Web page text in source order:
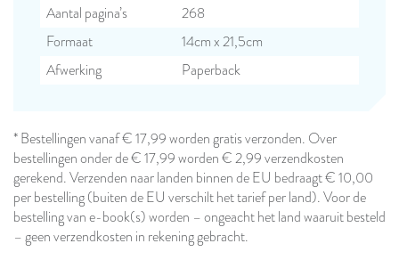
Aantal pagina’s
268
Formaat
14cm x 21,5cm
Afwerking
Paperback
* Bestellingen vanaf € 17,99 worden gratis verzonden. Over
bestellingen onder de € 17,99 worden € 2,99 verzendkosten
gerekend. Verzenden naar landen binnen de EU bedraagt € 10,00
per bestelling (buiten de EU verschilt het tarief per land). Voor de
bestelling van e-book(s) worden – ongeacht het land waaruit besteld
– geen verzendkosten in rekening gebracht.